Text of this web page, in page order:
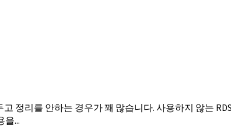
정리를 안하는 경우가 꽤 많습니다. 사용하지 않는
을...